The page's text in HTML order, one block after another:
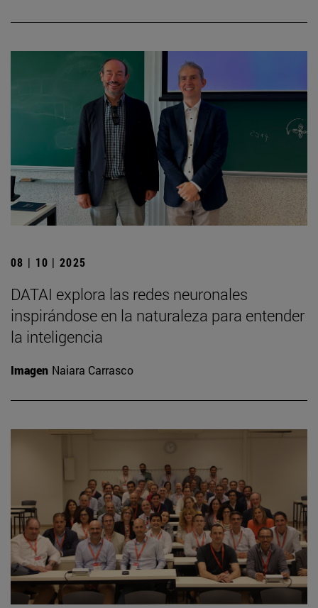
08 | 10 | 2025
DATAI explora las redes neuronales
inspirándose en la naturaleza para entender
la inteligencia
Imagen Naiara Carrasco